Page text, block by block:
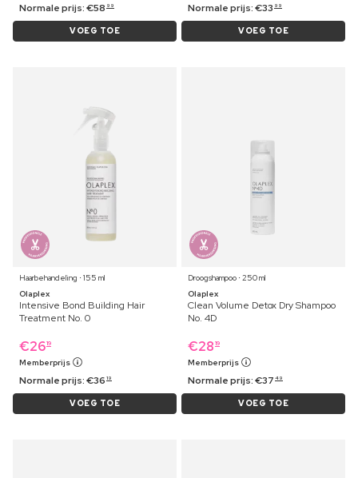
Normale prijs:€58 99
VOEG TOE
Normale prijs:€33 99
VOEG TOE
Haarbehandeling ⋅ 155 ml
Olaplex
Intensive Bond Building Hair
Treatment No. 0
€2619
Memberprijs
Normale prijs:€36 19
VOEG TOE
Droogshampoo ⋅ 250 ml
Olaplex
Clean Volume Detox Dry Shampoo
No. 4D
€28 19
Memberprijs
Normale prijs:€37 49
VOEG TOE